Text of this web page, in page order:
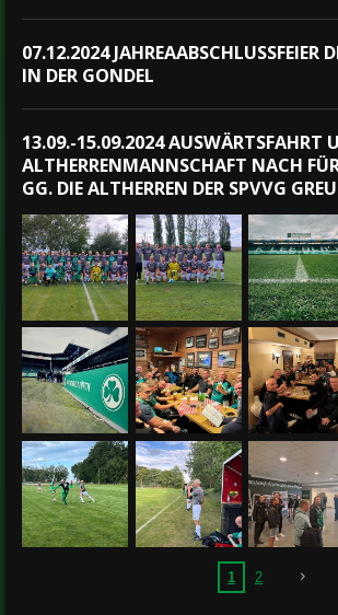
07.12.2024 JAHREAABSCHLUSSFEIER
IN DER GONDEL
13.09.-15.09.2024 AUSWÄRTSFAHRT
ALTHERRENMANNSCHAFT NACH
GG. DIE ALTHERREN DER SPVVG
1 2